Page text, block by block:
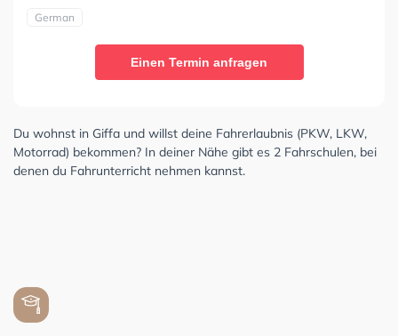
German
Einen Termin anfragen
Du wohnst in Giffa und willst deine Fahrerlaubnis (PKW, LKW,
Motorrad) bekommen? In deiner Nähe gibt es 2 Fahrschulen, bei
denen du Fahrunterricht nehmen kannst.